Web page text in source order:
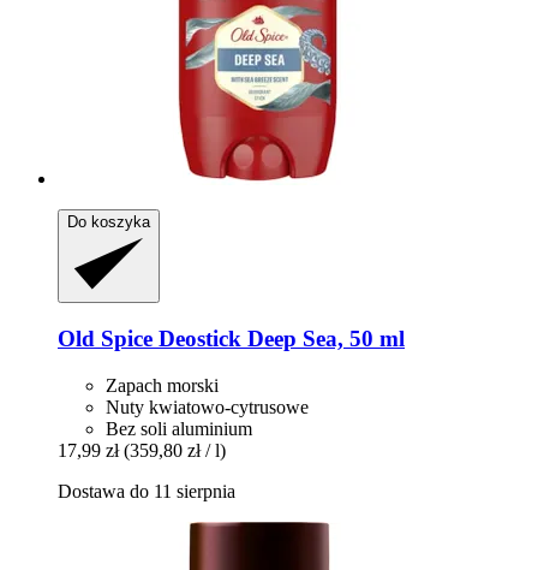
Do koszyka
Old Spice Deostick Deep Sea, 50 ml
Zapach morski
Nuty kwiatowo-cytrusowe
Bez soli aluminium
17,99 zł (359,80 zł / l)
Dostawa do 11 sierpnia